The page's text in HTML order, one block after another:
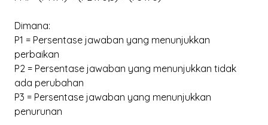
Dimana:
P1 = Persentase jawaban yang menunjukkan
perbaikan
P2 = Persentase jawaban yang menunjukkan tidak
ada perubahan
P3 = Persentase jawaban yang menunjukkan
penurunan